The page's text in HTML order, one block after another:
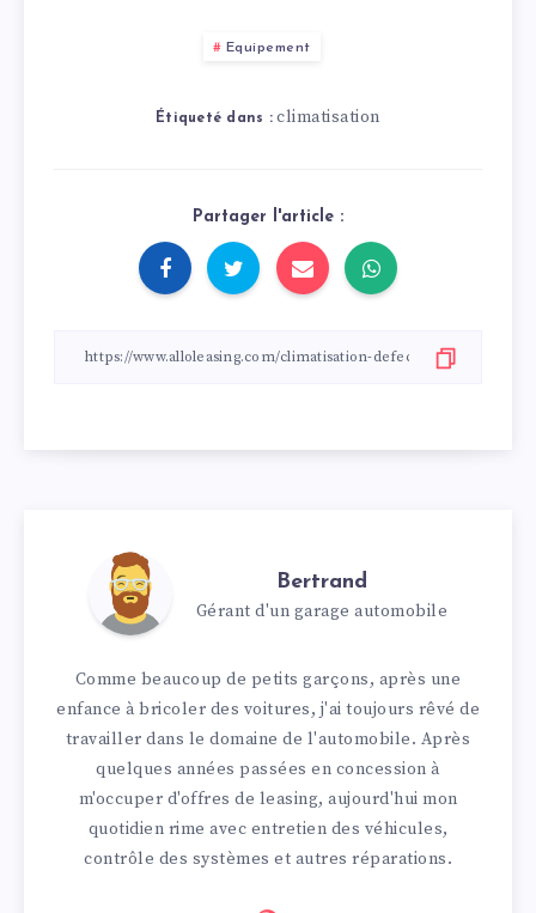
Equipement
Étiqueté dans : climatisation
Partager l'article :
Bertrand
Gérant d'un garage automobile
Comme beaucoup de petits garçons, après une
enfance à bricoler des voitures, j'ai toujours rêvé de
travailler dans le domaine de l'automobile. Après
quelques années passées en concession à
m'occuper d'offres de leasing, aujourd'hui mon
quotidien rime avec entretien des véhicules,
contrôle des systèmes et autres réparations.